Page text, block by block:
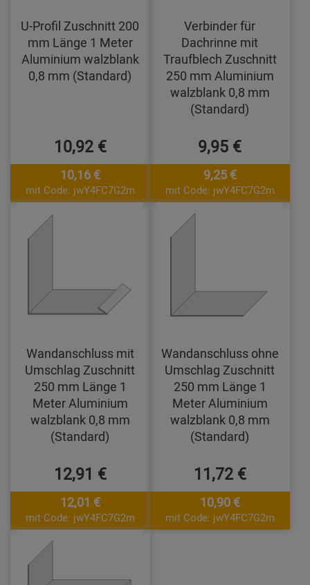
U-Profil Zuschnitt 200
mm Länge 1 Meter
Aluminium walzblank
0,8 mm (Standard)
10,92 €
10,16 €
mit Code: jwY4FC7G2m
Verbinder für
Dachrinne mit
Traufblech Zuschnitt
250 mm Aluminium
walzblank 0,8 mm
(Standard)
9,95 €
9,25 €
mit Code: jwY4FC7G2m
Wandanschluss mit
Umschlag Zuschnitt
250 mm Länge 1
Meter Aluminium
walzblank 0,8 mm
(Standard)
12,91 €
12,01 €
mit Code: jwY4FC7G2m
Wandanschluss ohne
Umschlag Zuschnitt
250 mm Länge 1
Meter Aluminium
walzblank 0,8 mm
(Standard)
11,72 €
10,90 €
mit Code: jwY4FC7G2m